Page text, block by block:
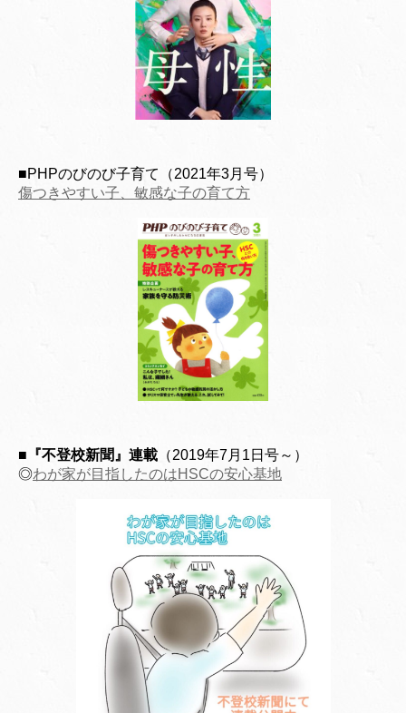
■PHPのびのび子育て（2021年3月号）
傷つきやすい子、敏感な子の育て方
■『不登校新聞』連載 （2019年7月1日号～）
◎わが家が目指したのはHSCの安心基地